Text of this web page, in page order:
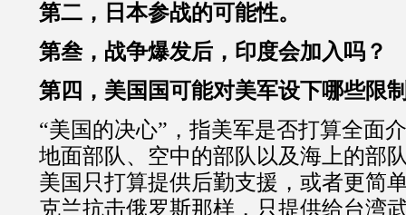
第二，日本参战的可能性。
第叁，战争爆发后，印度会加入吗？
第四，美国国可能对美军设下哪些限
“美国的决心”，指美军是否打算全面
地面部队、空中的部队以及海上的部
美国只打算提供后勤支援，或者更简
克兰抗击俄罗斯那样，只提供给台湾